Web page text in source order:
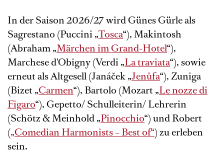
In der Saison 2026/27 wird Günes Gürle als
Sagrestano (Puccini „Tosca“), Makintosh
(Abraham „Märchen im Grand-Hotel“),
Marchese d'Obigny (Verdi „La traviata“), sowie
erneut als Altgesell (Janáček „Jenůfa“), Zuniga
(Bizet „Carmen“), Bartolo (Mozart „Le nozze di
Figaro“), Gepetto/ Schulleiterin/ Lehrerin
(Schötz & Meinhold „Pinocchio“) und Robert
(„Comedian Harmonists – Best of“) zu erleben
sein.